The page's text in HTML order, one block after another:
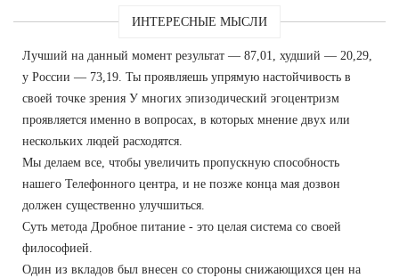
ИНТЕРЕСНЫЕ МЫСЛИ
Лучший на данный момент результат — 87,01, худший — 20,29,
у России — 73,19. Ты проявляешь упрямую настойчивость в
своей точке зрения У многих эпизодический эгоцентризм
проявляется именно в вопросах, в которых мнение двух или
нескольких людей расходятся.
Мы делаем все, чтобы увеличить пропускную способность
нашего Телефонного центра, и не позже конца мая дозвон
должен существенно улучшиться.
Суть метода Дробное питание - это целая система со своей
философией.
Один из вкладов был внесен со стороны снижающихся цен на